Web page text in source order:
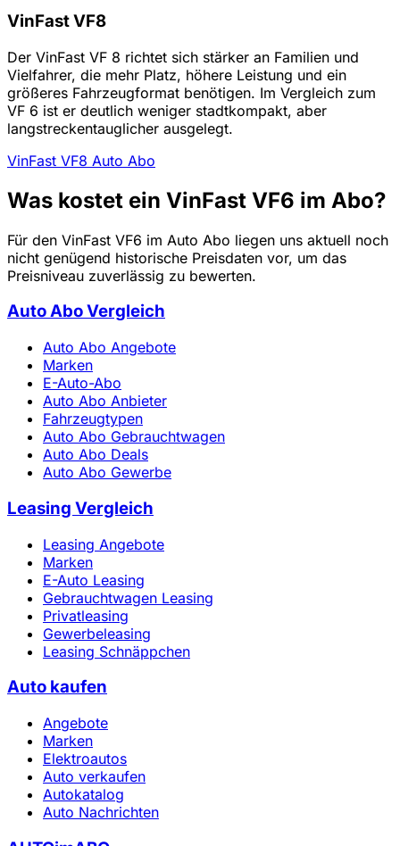
VinFast VF8
Der VinFast VF 8 richtet sich stärker an Familien und
Vielfahrer, die mehr Platz, höhere Leistung und ein
größeres Fahrzeugformat benötigen. Im Vergleich zum
VF 6 ist er deutlich weniger stadtkompakt, aber
langstreckentauglicher ausgelegt.
VinFast VF8 Auto Abo
Was kostet ein VinFast VF6 im Abo?
Für den VinFast VF6 im Auto Abo liegen uns aktuell noch
nicht genügend historische Preisdaten vor, um das
Preisniveau zuverlässig zu bewerten.
Auto Abo Vergleich
Auto Abo Angebote
Marken
E-Auto-Abo
Auto Abo Anbieter
Fahrzeugtypen
Auto Abo Gebrauchtwagen
Auto Abo Deals
Auto Abo Gewerbe
Leasing Vergleich
Leasing Angebote
Marken
E-Auto Leasing
Gebrauchtwagen Leasing
Privatleasing
Gewerbeleasing
Leasing Schnäppchen
Auto kaufen
Angebote
Marken
Elektroautos
Auto verkaufen
Autokatalog
Auto Nachrichten